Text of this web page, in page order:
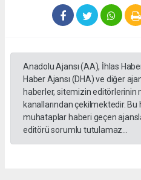
Anadolu Ajansı (AA), İhlas
Haber Ajansı (DHA) ve diğer
haberler, sitemizin editörlerinin
kanallarından çekilmektedir.
muhataplar haberi geçen
editörü sorumlu tutulamaz...